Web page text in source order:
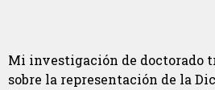
Mi investigación de doctorado
sobre la representación de la